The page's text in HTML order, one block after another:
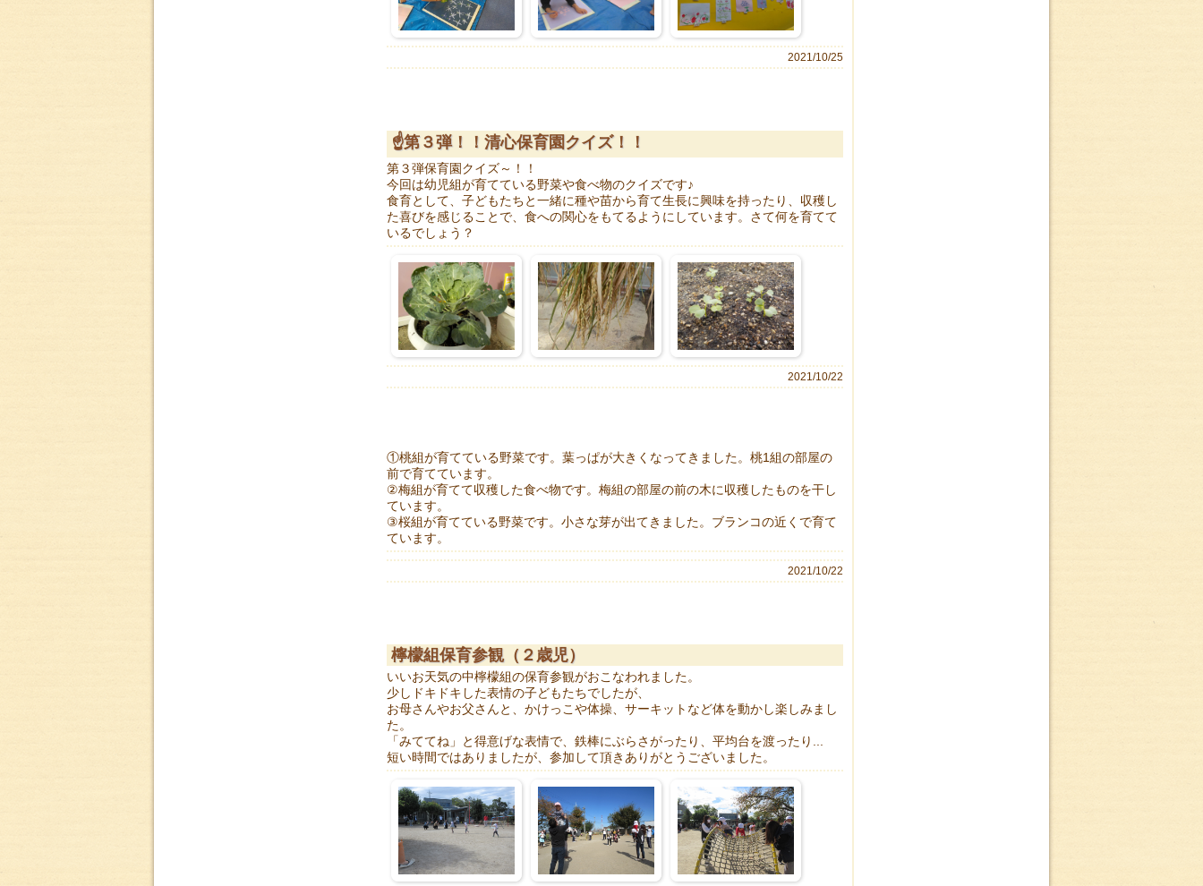
2021/10/25
☝第３弾！！清心保育園クイズ！！
第３弾保育園クイズ～！！
今回は幼児組が育てている野菜や食べ物のクイズです♪
食育として、子どもたちと一緒に種や苗から育て生長に興味を持ったり、収穫し
た喜びを感じることで、食への関心をもてるようにしています。さて何を育てて
いるでしょう？
2021/10/22
①桃組が育てている野菜です。葉っぱが大きくなってきました。桃1組の部屋の
前で育てています。
②梅組が育てて収穫した食べ物です。梅組の部屋の前の木に収穫したものを干し
ています。
③桜組が育てている野菜です。小さな芽が出てきました。ブランコの近くで育て
ています。
2021/10/22
檸檬組保育参観（２歳児）
いいお天気の中檸檬組の保育参観がおこなわれました。
少しドキドキした表情の子どもたちでしたが、
お母さんやお父さんと、かけっこや体操、サーキットなど体を動かし楽しみまし
た。
「みててね」と得意げな表情で、鉄棒にぶらさがったり、平均台を渡ったり...
短い時間ではありましたが、参加して頂きありがとうございました。